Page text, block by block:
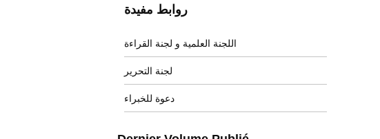
روابط مفيدة
اللجنة العلمية و لجنة القراءة
لجنة التحرير
دعوة للخبراء